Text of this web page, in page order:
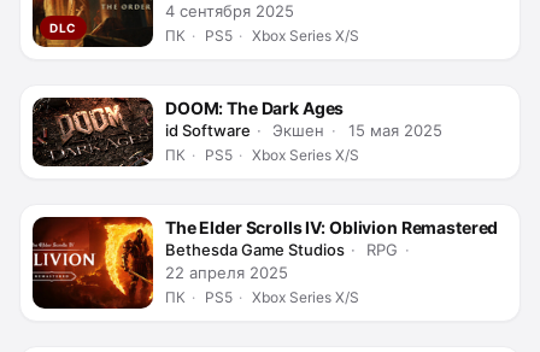
DLC
4 сентября 2025
ПК PS5 Xbox Series X/S
DOOM: The Dark Ages
id Software Экшен 15 мая 2025
ПК PS5 Xbox Series X/S
The Elder Scrolls IV: Oblivion Remastered
Bethesda Game Studios
RPG
22 апреля 2025
ПК PS5 Xbox Series X/S